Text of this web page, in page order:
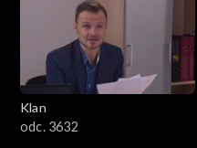
Klan
odc. 3632